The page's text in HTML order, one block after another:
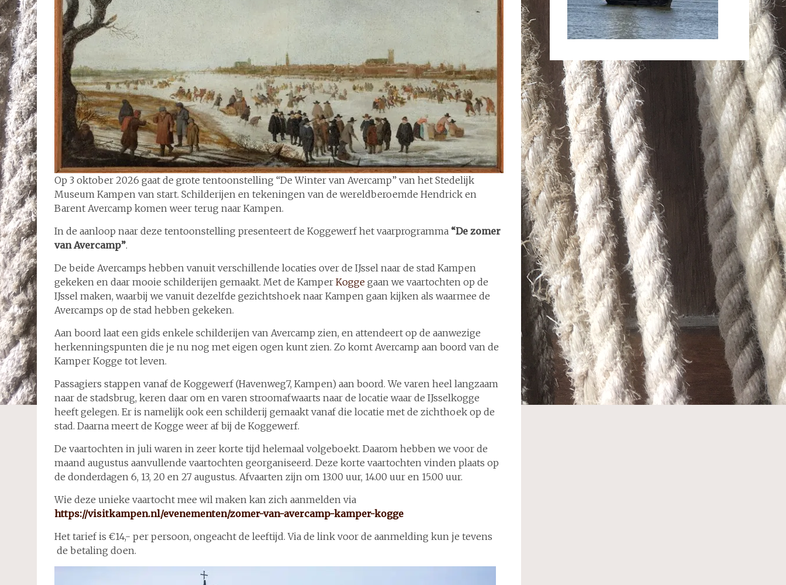
Op 3 oktober 2026 gaat de grote tentoonstelling “De Winter van Avercamp” van het Stedelijk
Museum Kampen van start. Schilderijen en tekeningen van de wereldberoemde Hendrick en
Barent Avercamp komen weer terug naar Kampen.
In de aanloop naar deze tentoonstelling presenteert de Koggewerf het vaarprogramma “De zomer
van Avercamp”.
De beide Avercamps hebben vanuit verschillende locaties over de IJssel naar de stad Kampen
gekeken en daar mooie schilderijen gemaakt. Met de Kamper Kogge gaan we vaartochten op de
IJssel maken, waarbij we vanuit dezelfde gezichtshoek naar Kampen gaan kijken als waarmee de
Avercamps op de stad hebben gekeken.
Aan boord laat een gids enkele schilderijen van Avercamp zien, en attendeert op de aanwezige
herkenningspunten die je nu nog met eigen ogen kunt zien. Zo komt Avercamp aan boord van de
Kamper Kogge tot leven.
Passagiers stappen vanaf de Koggewerf (Havenweg7, Kampen) aan boord. We varen heel langzaam
naar de stadsbrug, keren daar om en varen stroomafwaarts naar de locatie waar de IJsselkogge
heeft gelegen. Er is namelijk ook een schilderij gemaakt vanaf die locatie met de zichthoek op de
stad. Daarna meert de Kogge weer af bij de Koggewerf.
De vaartochten in juli waren in zeer korte tijd helemaal volgeboekt. Daarom hebben we voor de
maand augustus aanvullende vaartochten georganiseerd. Deze korte vaartochten vinden plaats op
de donderdagen 6, 13, 20 en 27 augustus. Afvaarten zijn om 13.00 uur, 14.00 uur en 15.00 uur.
Wie deze unieke vaartocht mee wil maken kan zich aanmelden via
https://visitkampen.nl/evenementen/zomer-van-avercamp-kamper-kogge
Het tarief is €14,- per persoon, ongeacht de leeftijd. Via de link voor de aanmelding kun je tevens
de betaling doen.